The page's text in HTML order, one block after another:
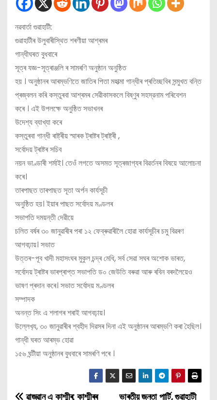
নৱবার্তা গুৱাহাটী:
গুৱাহাটীৰ উলুবাৰীস্থিত শৰণীয়া আশ্ৰমৰ
গান্ধীঘৰত বুধবাৰে
সূত্ৰ যজ্ঞ-সূত্ৰাঞ্জলি ৰ সামৰণি অনুষ্ঠান অনুষ্ঠিত
হয় । অনুষ্ঠানৰ আৰম্ভণিতে জাতিৰ পিতা মহাত্মা গান্ধীৰ প্ৰতিচ্ছবিৰ সন্মুখত বন্তি
প্ৰজ্বলন কৰি কস্তুৰবা আশ্ৰমৰ সেৱীকাসকলে বিষ্ণুৰ সহস্রনাম পৰিবেশন
কৰে । এই উপলক্ষে অনুষ্ঠিত সভাখনৰ
উদেশ্য ব্যাখ্যা কৰে
কস্তুৰবা গান্ধী ৰাষ্ট্ৰীয় স্মাৰক ট্ৰাষ্টৰ ট্ৰাষ্ট্ৰী ,
সর্বোদয় ট্ৰাষ্টৰ সচিব
নয়ন ভাণ্ডাৰী শৰ্মাই। তেওঁ লগতে অসমত সূত্ৰজাগ্যৰ বিৱৰ্তনৰ বিষয়ে আলোচনা
কৰে।
তাৰপাছত তাৰপাছত সূতা অৰ্পন কাৰ্যসূচী
অনুষ্ঠিত হয়। ইয়াৰ পাছত সৰ্বোদয় মণ্ডলৰ
সভাপতি দময়ন্তী দেৱীয়ে
চলিত বৰ্ষৰ ৩০ জানুৱাৰীৰ পৰা ১২ ফেব্ৰুৱাৰীলৈ হোৱা কাৰ্যসূচীৰ চমু বিৱৰণ
আগবঢ়ায়। সভাত
উত্তৰ-পূব খাদী মহাসংঘৰ মুকুল চন্দ্ৰ মেধি, সৰ্ব সেৱা সঘৰ অশোক ভাৰত,
সৰ্বোদয় ট্ৰাষ্টৰ ভাৰপ্ৰাপ্ত সভাপতি ড০ জেউতি বৰুৱা আৰু ৰবিন বৰদলৈয়েও
ভাষণ প্ৰদান কৰে। সভাত সৰ্বোদয় মণ্ডলৰ
সম্পাদক
অনন্ত সিং এ শলাগৰ শৰাই আগবঢ়ায়।
উল্লেখ‍্য, ৩০ জানুৱাৰীৰ শ্বহীদ দিৱসৰ দিনা এই অনুষ্ঠানৰ আৰম্ভণি কৰা হৈছিল।
গান্ধী ঘৰত আৰম্ভ হোৱা
১৫৬ ঘন্টীয়া অনুষ্ঠানৰ বুধবাৰে সামৰণি পৰে ।
ভাৰতীয় জনতা পার্টি, গুৱাহাটী
ৱাজৱান এ কাশ্মীৰ: কাশ্মীৰৰ